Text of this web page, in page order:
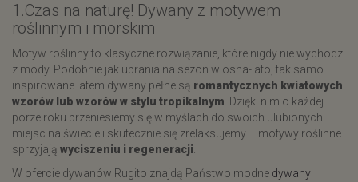
1.Czas na naturę! Dywany z motywem
roślinnym i morskim
Motyw roślinny to klasyczne rozwiązanie, które nigdy nie wychodzi
z mody. Podobnie jak ubrania na sezon wiosna-lato, tak samo
inspirowane latem dywany pełne są romantycznych kwiatowych
wzorów lub wzorów w stylu tropikalnym . Dzięki nim o każdej
porze roku przeniesiemy się w myślach do swoich ulubionych
miejsc na świecie i skutecznie się zrelaksujemy – motywy roślinne
sprzyjają wyciszeniu i regeneracji
W ofercie dywanów Rugito znajdą Państwo modne dywany